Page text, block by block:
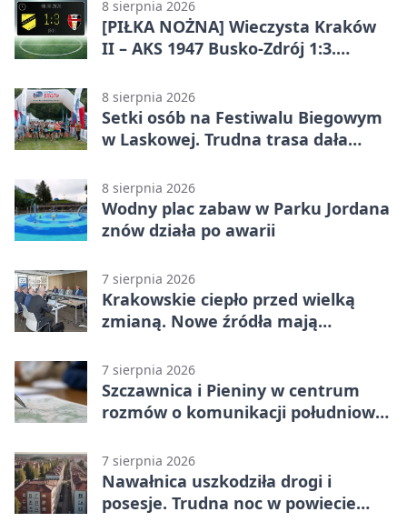
8 sierpnia 2026
[PIŁKA NOŻNA] Wieczysta Kraków
II – AKS 1947 Busko-Zdrój 1:3.
Liga Grupa 4 (Grupa IV)
8 sierpnia 2026
Setki osób na Festiwalu Biegowym
w Laskowej. Trudna trasa dała
8 sierpnia 2026
Wodny plac zabaw w Parku Jordana
znów działa po awarii
7 sierpnia 2026
Krakowskie ciepło przed wielką
zmianą. Nowe źródła mają
7 sierpnia 2026
Szczawnica i Pieniny w centrum
rozmów o komunikacji południowej
7 sierpnia 2026
Nawałnica uszkodziła drogi i
posesje. Trudna noc w powiecie